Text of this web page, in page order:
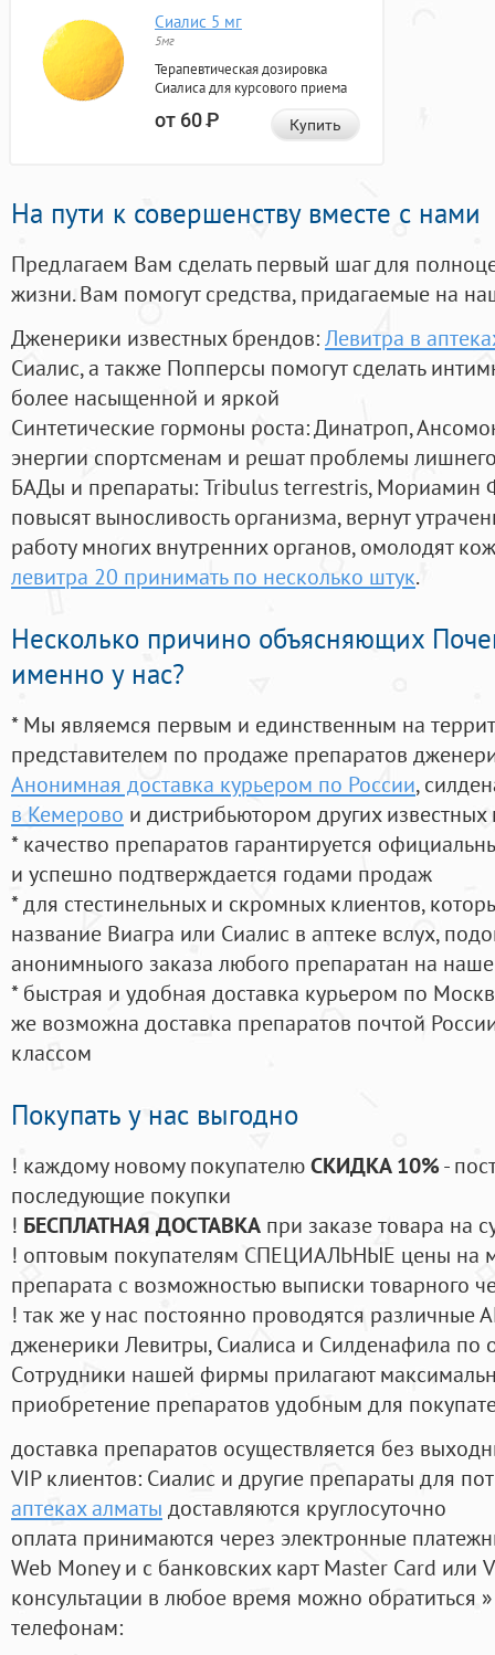
Сиалис 5 мг
5мг
Терапевтическая дозировка
Сиалиса для курсового приема
от 60Р Купить
На пути к совершенству вместе с нами
Предлагаем Вам сделать первый шаг для
жизни. Вам помогут средства, придагаемые на
Дженерики известных брендов:Левитра в
Сиалис, а также Попперсы помогут сделать
более насыщенной и яркой
Синтетические гормоны роста: Динатроп,
энергии спортсменам и решат проблемы
БАДы и препараты:Tribulus terrestris, Мориамин
повысят выносливость организма, вернут
работу многих внутренних органов, омолодят
левитра 20 принимать по несколько штук.
Несколько причино объясняющих
именно у нас?
* Мы являемся первым и единственным на
представителем по продаже препаратов
Анонимная доставка курьером по России,
в Кемерово и дистрибьютором других известных
* качество препаратов гарантируется
и успешно подтверждается годами продаж
* для стестинельных и скромных клиентов,
название Виагра или Сиалис в аптеке вслух,
анонимныого заказа любого препаратан на
* быстрая и удобная доставка курьером по
же возможна доставка препаратов почтой
классом
Покупать у нас выгодно
! каждому новому покупателюСКИДКА 10%-
последующие покупки
! БЕСПЛАТНАЯ ДОСТАВКА при заказе товара на
! оптовым покупателям СПЕЦИАЛЬНЫЕ цены на
препарата с возможностью выписки товарного
! так же у нас постоянно проводятся
дженерики Левитры, Сиалиса и Силденафила по
Cотрудники нашей фирмы прилагают
приобретение препаратов удобным для
доставка препаратов осуществляется без
VIP клиентов: Сиалис и другие препараты для
аптеках алматы доставляются круглосуточно
оплата принимаются через электронные
Web Money и с банковских карт Master Card или
консультации в любое время можно обратиться
телефонам: